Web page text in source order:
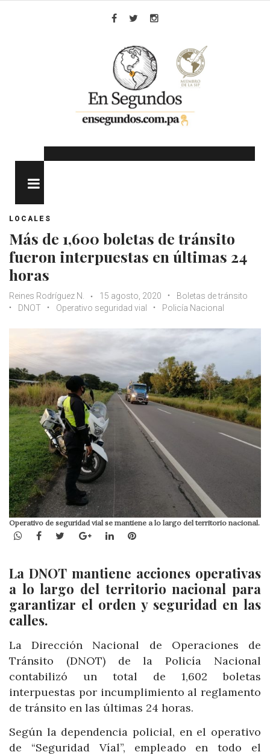
LOCALES
Más de 1,600 boletas de tránsito
fueron interpuestas en últimas 24
horas
Reines Rodríguez N. 15 agosto, 2020
Boletas de tránsito
DNOT
Operativo seguridad vial Policía Nacional
Operativo de seguridad vial se mantiene a lo largo del territorio nacional.
WhatsApp
Facebook
TwitterGoogle+LinkedInPinterest
La DNOT mantiene acciones operativas
a lo largo del territorio nacional para
garantizar el orden y seguridad en las
calles.
La Dirección Nacional de Operaciones de
Tránsito (DNOT) de la Policía Nacional
contabilizó un total de 1,602 boletas
interpuestas por incumplimiento al reglamento
de tránsito en las últimas 24 horas.
Según la dependencia policial, en el operativo
de “Seguridad Víal”, empleado en todo el